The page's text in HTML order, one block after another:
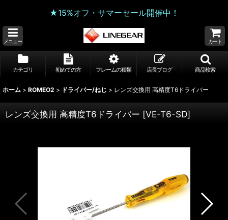
★15%オフ・サマーセール開催中！
メニュー カート
カテゴリ 初めての方 フレームの種類 店長ブログ 商品検索
ホーム > ROMEO2 > ドライバー/ねじ > レンズ交換用 高精度T6ドライバー
レンズ交換用 高精度T6ドライバー [VE-T6-SD]